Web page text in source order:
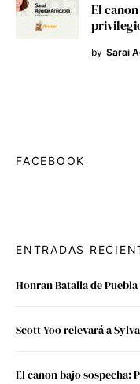
El
by Sarai
FACEBOOK
ENTRADAS
Honran Batalla de
Scott Yoo relevará a
El canon bajo sospecha: